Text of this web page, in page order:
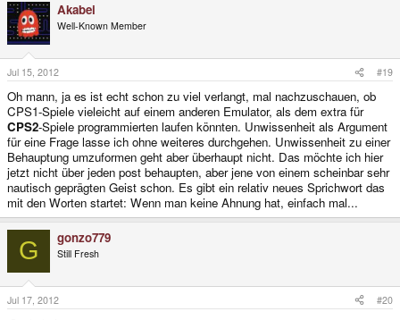
Akabei
Well-Known Member
Jul 15, 2012 #19
Oh mann, ja es ist echt schon zu viel verlangt, mal nachzuschauen, ob
CPS1-Spiele vieleicht auf einem anderen Emulator, als dem extra für
CPS2-Spiele programmierten laufen könnten. Unwissenheit als Argument
für eine Frage lasse ich ohne weiteres durchgehen. Unwissenheit zu einer
Behauptung umzuformen geht aber überhaupt nicht. Das möchte ich hier
jetzt nicht über jeden post behaupten, aber jene von einem scheinbar sehr
nautisch geprägten Geist schon. Es gibt ein relativ neues Sprichwort das
mit den Worten startet: Wenn man keine Ahnung hat, einfach mal...
G gonzo779
Still Fresh
Jul 17, 2012 #20